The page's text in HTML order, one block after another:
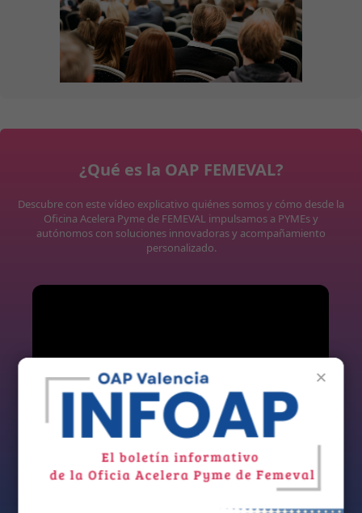
¿Qué es la OAP FEMEVAL?
Descubre con este vídeo explicativo quiénes somos y cómo desde la
Oficina Acelera Pyme de FEMEVAL impulsamos a PYMEs y
autónomos con soluciones innovadoras y acompañamiento
personalizado.
×